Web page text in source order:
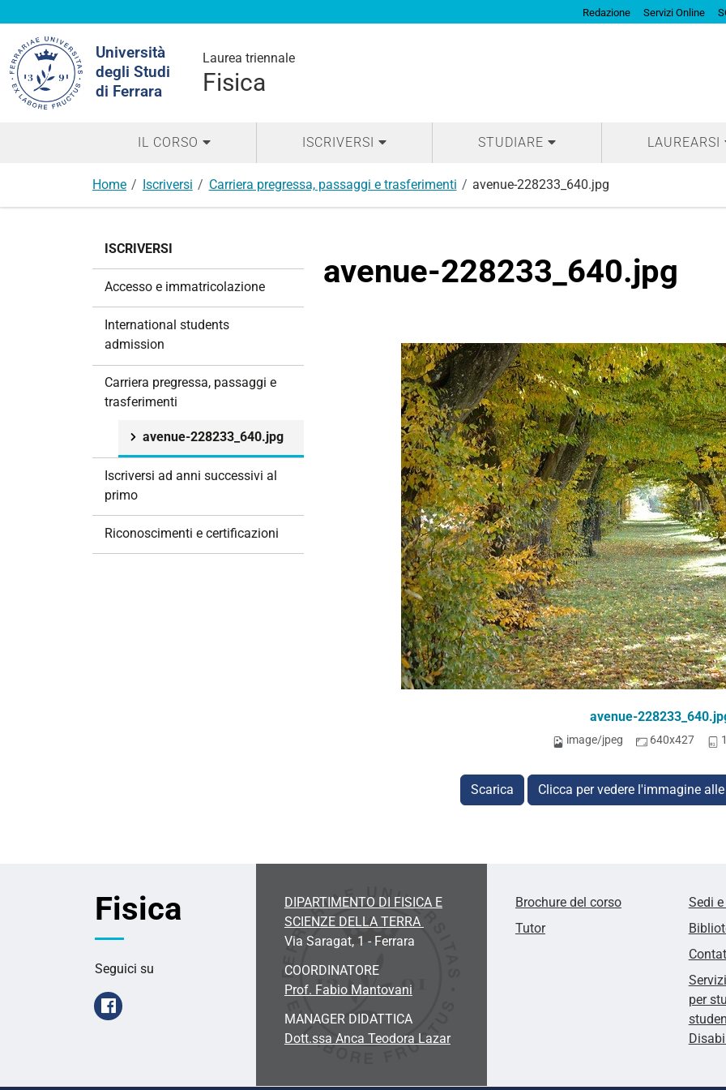
Redazione Servizi Online
Università
degli Studi
di Ferrara
Laurea triennale
Fisica
nel
sito
IL CORSO ISCRIVERSI STUDIARE LAUREARSI
Home Iscriversi Carriera pregressa, passaggi e trasferimenti avenue-228233_640.jpg
avenue-228233_640.jpg
avenue-
image/jpeg 640x427
Scarica Clicca per vedere l'immagine
ISCRIVERSI
Accesso e immatricolazione
International students
admission
Carriera pregressa, passaggi e
trasferimenti
avenue-228233_640.jpg
Iscriversi ad anni successivi al
primo
Riconoscimenti e certificazioni
Fisica
Seguici su
Facebook
DIPARTIMENTO DI FISICA E
SCIENZE DELLA TERRA
Via Saragat, 1 - Ferrara
COORDINATORE
Prof. Fabio Mantovani
MANAGER DIDATTICA
Dott.ssa Anca Teodora Lazar
Brochure del corso
Tutor
Sedi
Servizi
per